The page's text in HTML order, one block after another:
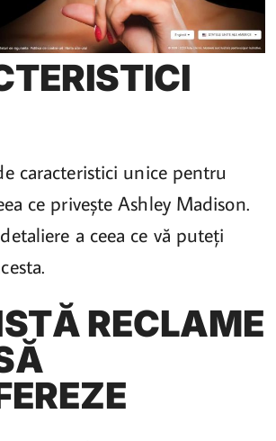
caracteristici unice pentru
ce privește Ashley Madison.
a ceea ce vă puteți
RECLAME